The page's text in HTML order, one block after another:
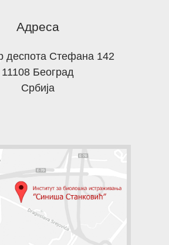
Адреса
деспота Стефана 142
11108 Београд
Србија